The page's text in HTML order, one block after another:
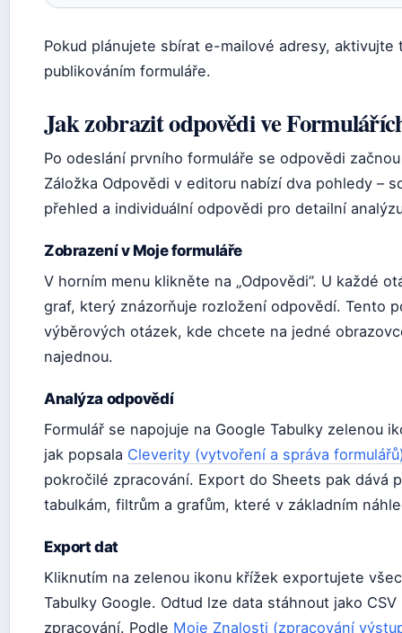
Pokud plánujete sbírat e-mailové adresy,
publikováním formuláře.
Jak zobrazit odpovědi ve
Po odeslání prvního formuláře se odpovědi
Záložka Odpovědi v editoru nabízí dva pohledy –
přehled a individuální odpovědi pro detailní
Zobrazení v Moje formuláře
V horním menu klikněte na „Odpovědi”. U každé
graf, který znázorňuje rozložení odpovědí. Tento
výběrových otázek, kde chcete na jedné
najednou.
Analýza odpovědí
Formulář se napojuje na Google Tabulky zelenou
jak popsala Cleverity (vytvoření a správa
pokročilé zpracování. Export do Sheets pak dává
tabulkám, filtrům a grafům, které v základním
Export dat
Kliknutím na zelenou ikonu křížek exportujete
Tabulky Google. Odtud lze data stáhnout jako
zpracování. Podle Moje Znalosti (zpracování